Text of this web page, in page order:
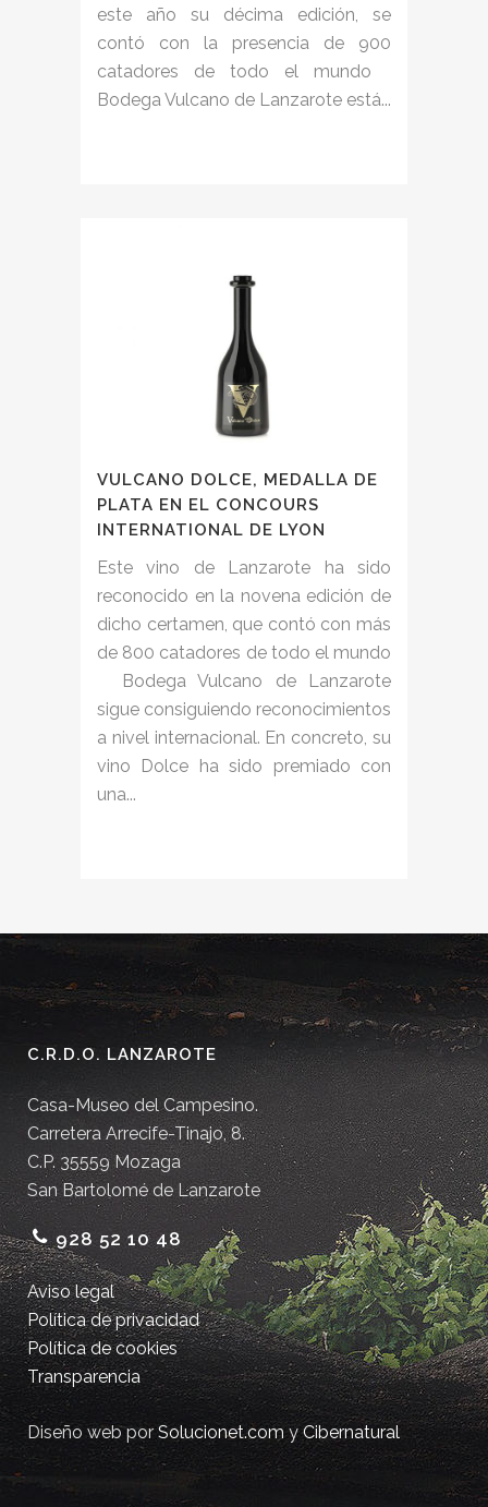
este año su décima edición, se
contó con la presencia de 900
catadores de todo el mundo
Bodega Vulcano de Lanzarote está...
VULCANO DOLCE, MEDALLA DE
PLATA EN EL CONCOURS
INTERNATIONAL DE LYON
Este vino de Lanzarote ha sido
reconocido en la novena edición de
dicho certamen, que contó con más
de 800 catadores de todo el mundo
Bodega Vulcano de Lanzarote
sigue consiguiendo reconocimientos
a nivel internacional. En concreto, su
vino Dolce ha sido premiado con
una...
C.R.D.O. LANZAROTE
Casa-Museo del Campesino.
Carretera Arrecife-Tinajo, 8.
C.P. 35559 Mozaga
San Bartolomé de Lanzarote
928 52 10 48
Aviso legal
Política de privacidad
Política de cookies
Transparencia
Diseño web porSolucionet.comyCibernatural